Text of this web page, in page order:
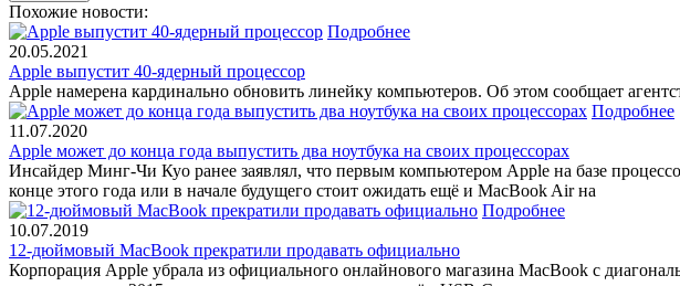
Похожие новости:
Подробнее
20.05.2021
Apple выпустит 40-ядерный процессор
Apple намерена кардинально обновить линейку компьютеров. Об этом сообщает
Подробнее
11.07.2020
Apple может до конца года выпустить два ноутбука на своих процессорах
Инсайдер Минг-Чи Куо ранее заявлял, что первым компьютером Apple на базе
конце этого года или в начале будущего стоит ожидать ещё и MacBook Air на
Подробнее
10.07.2019
12-дюймовый MacBook прекратили продавать официально
Корпорация Apple убрала из официального онлайнового магазина MacBook с